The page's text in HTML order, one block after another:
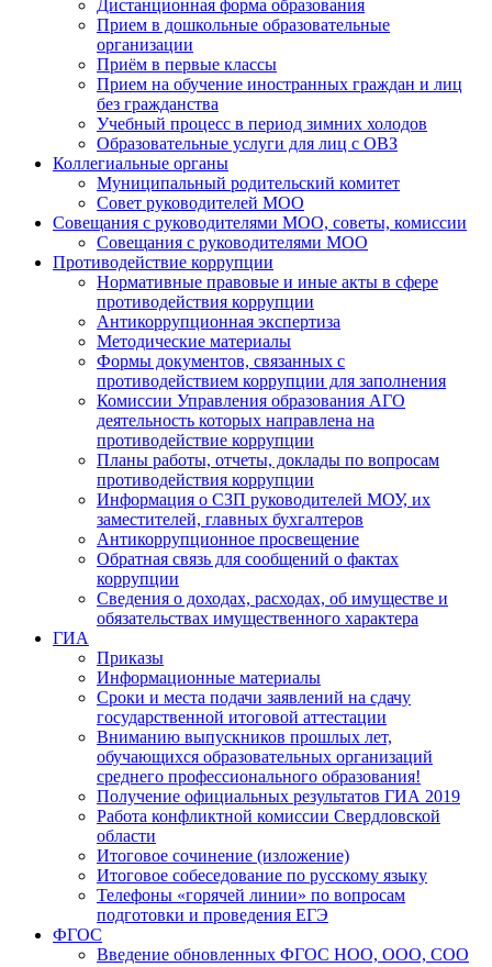
Дистанционная форма образования
Прием в дошкольные образовательные
организации
Приём в первые классы
Прием на обучение иностранных граждан и лиц
без гражданства
Учебный процесс в период зимних холодов
Образовательные услуги для лиц с ОВЗ
Коллегиальные органы
Муниципальный родительский комитет
Совет руководителей МОО
Совещания с руководителями МОО, советы, комиссии
Совещания с руководителями МОО
Противодействие коррупции
Нормативные правовые и иные акты в сфере
противодействия коррупции
Антикоррупционная экспертиза
Методические материалы
Формы документов, связанных с
противодействием коррупции для заполнения
Комиссии Управления образования АГО
деятельность которых направлена на
противодействие коррупции
Планы работы, отчеты, доклады по вопросам
противодействия коррупции
Информация о СЗП руководителей МОУ, их
заместителей, главных бухгалтеров
Антикоррупционное просвещение
Обратная связь для сообщений о фактах
коррупции
Сведения о доходах, расходах, об имуществе и
обязательствах имущественного характера
ГИА
Приказы
Информационные материалы
Сроки и места подачи заявлений на сдачу
государственной итоговой аттестации
Вниманию выпускников прошлых лет,
обучающихся образовательных организаций
среднего профессионального образования!
Получение официальных результатов ГИА 2019
Работа конфликтной комиссии Свердловской
области
Итоговое сочинение (изложение)
Итоговое собеседование по русскому языку
Телефоны «горячей линии» по вопросам
подготовки и проведения ЕГЭ
ФГОС
Введение обновленных ФГОС НОО, ООО, СОО